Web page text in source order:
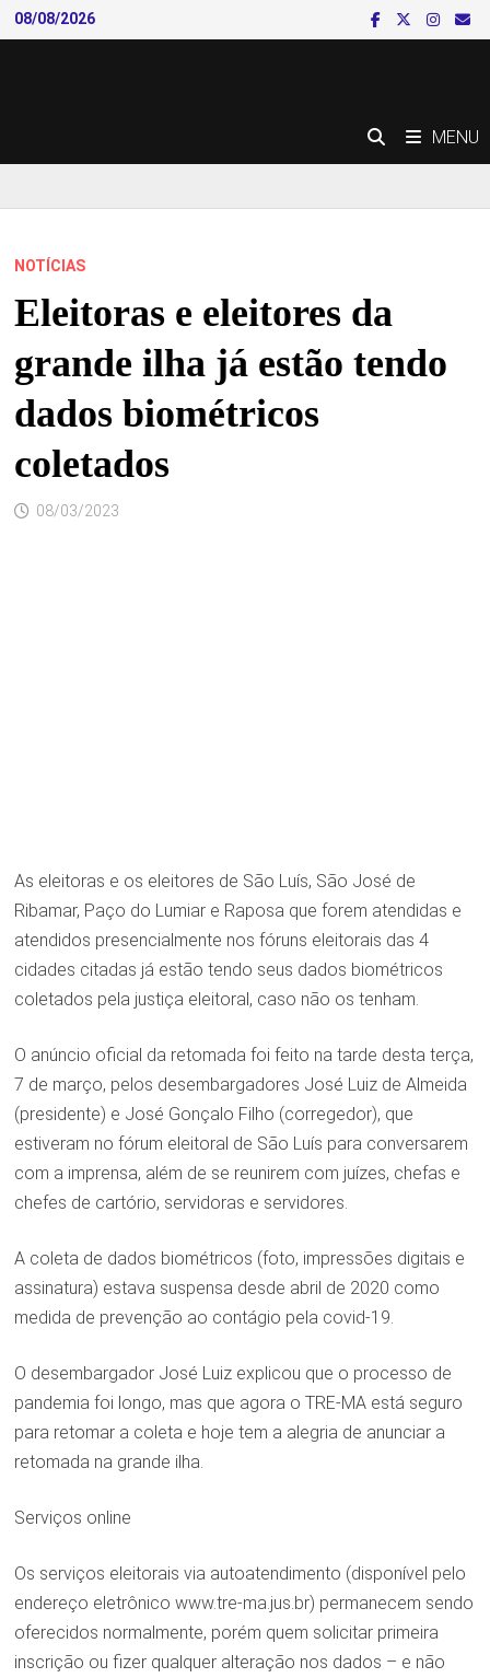
Skip
to
08/08/2026
MENU
NOTÍCIAS
Eleitoras e eleitores da
grande ilha já estão tendo
dados biométricos
coletados
08/03/2023
As eleitoras e os eleitores de São Luís, São José de
Ribamar, Paço do Lumiar e Raposa que forem atendidas e
atendidos presencialmente nos fóruns eleitorais das 4
cidades citadas já estão tendo seus dados biométricos
coletados pela justiça eleitoral, caso não os tenham.
O anúncio oficial da retomada foi feito na tarde desta terça,
7 de março, pelos desembargadores José Luiz de Almeida
(presidente) e José Gonçalo Filho (corregedor), que
estiveram no fórum eleitoral de São Luís para conversarem
com a imprensa, além de se reunirem com juízes, chefas e
chefes de cartório, servidoras e servidores.
A coleta de dados biométricos (foto, impressões digitais e
assinatura) estava suspensa desde abril de 2020 como
medida de prevenção ao contágio pela covid-19.
O desembargador José Luiz explicou que o processo de
pandemia foi longo, mas que agora o TRE-MA está seguro
para retomar a coleta e hoje tem a alegria de anunciar a
retomada na grande ilha.
Serviços online
Os serviços eleitorais via autoatendimento (disponível pelo
endereço eletrônico www.tre-ma.jus.br) permanecem sendo
oferecidos normalmente, porém quem solicitar primeira
inscrição ou fizer qualquer alteração nos dados – e não